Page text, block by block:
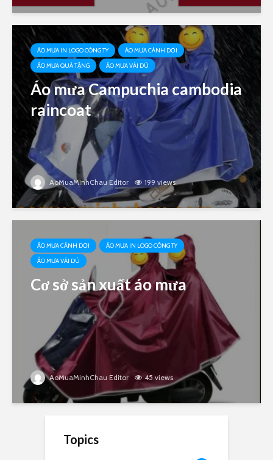
ÁO MƯA IN LOGO CÔNG TY
ÁO MƯA CÁNH DƠI
ÁO MƯA QUÀ TẶNG
ÁO MƯA VẢI DÙ
Áo mưa Campuchia cambodia
raincoat
AoMuaMinhChau Editor 199 views
ÁO MƯA CÁNH DƠI
ÁO MƯA IN LOGO CÔNG TY
ÁO MƯA VẢI DÙ
Cơ sở sản xuất áo mưa
AoMuaMinhChau Editor 45 views
Topics